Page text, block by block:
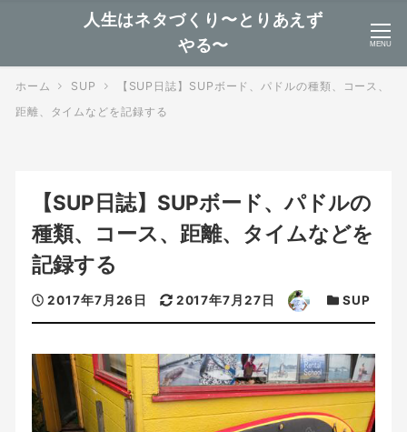
人生はネタづくり〜とりあえず
やる〜
MENU
ホーム SUP
【SUP日誌】SUPボード、パドルの種類、コース、
距離、タイムなどを記録する
【SUP日誌】SUPボード、パドルの
種類、コース、距離、タイムなどを
記録する
投
稿
日
2017年7月26日
更
新
日
2017年7月27日
著
者
カ
テ
ゴ
リ
ー
SUP